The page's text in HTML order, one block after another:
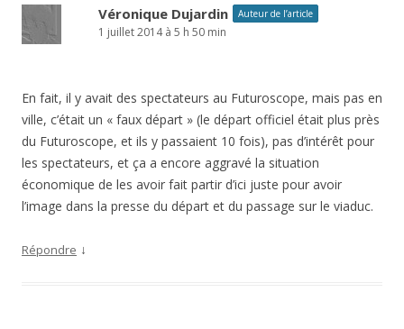
Véronique Dujardin Auteur de l’article
1 juillet 2014 à 5 h 50 min
En fait, il y avait des spectateurs au Futuroscope, mais pas en
ville, c’était un « faux départ » (le départ officiel était plus près
du Futuroscope, et ils y passaient 10 fois), pas d’intérêt pour
les spectateurs, et ça a encore aggravé la situation
économique de les avoir fait partir d’ici juste pour avoir
l’image dans la presse du départ et du passage sur le viaduc.
Répondre ↓